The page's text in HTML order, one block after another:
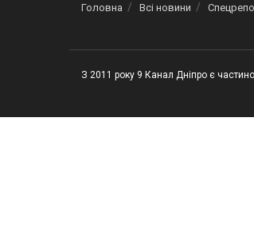
Головна Всі новини
З 2011 року 9 Канал Дніпро є